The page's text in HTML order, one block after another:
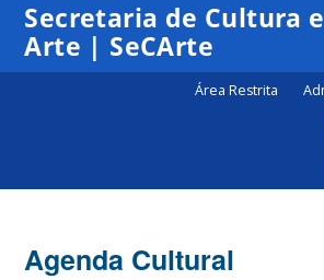
Secretaria de Cultura e
Arte | SeCArte
Área Restrita
Agenda Cultural